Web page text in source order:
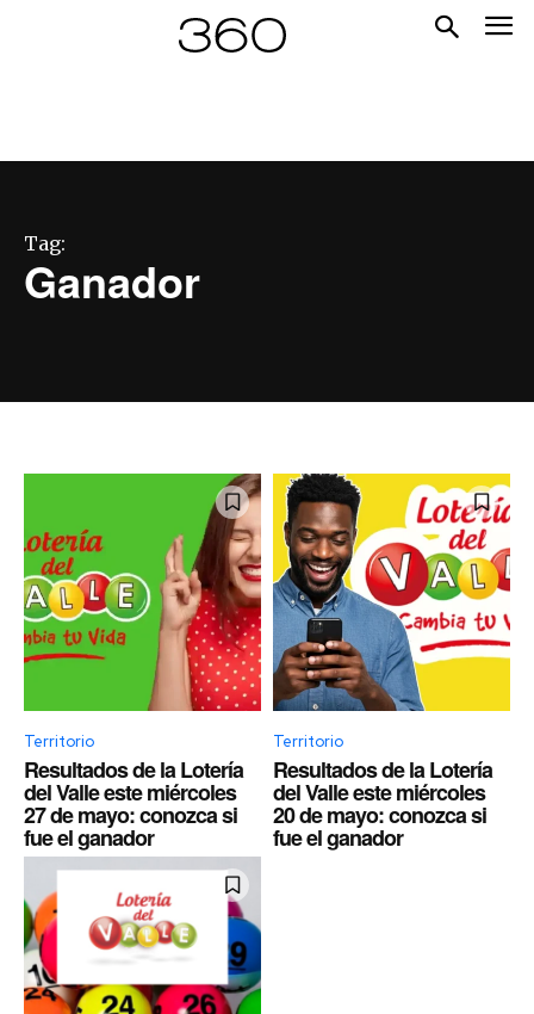
Tag:
Ganador
Territorio
Resultados de la Lotería
del Valle este miércoles
27 de mayo: conozca si
fue el ganador
Territorio
Resultados de la Lotería
del Valle este miércoles
20 de mayo: conozca si
fue el ganador